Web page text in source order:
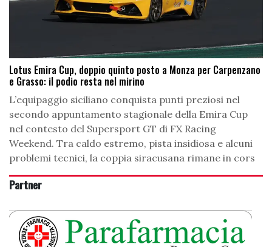
Lotus Emira Cup, doppio quinto posto a Monza per Carpenzano
e Grasso: il podio resta nel mirino
L’equipaggio siciliano conquista punti preziosi nel
secondo appuntamento stagionale della Emira Cup
nel contesto del Supersport GT di FX Racing
Weekend. Tra caldo estremo, pista insidiosa e alcuni
problemi tecnici, la coppia siracusana rimane in cors
Partner